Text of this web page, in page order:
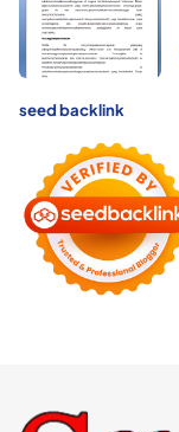
seed backlink